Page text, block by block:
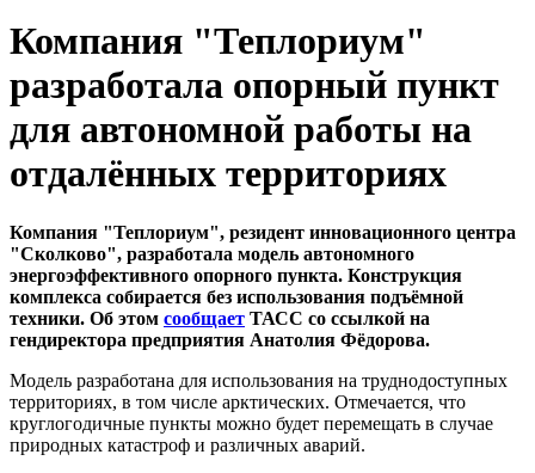
Компания "Теплориум"
разработала опорный пункт
для автономной работы на
отдалённых территориях
Компания "Теплориум", резидент инновационного центра
"Сколково", разработала модель автономного
энергоэффективного опорного пункта. Конструкция
комплекса собирается без использования подъёмной
техники. Об этом сообщает ТАСС со ссылкой на
гендиректора предприятия Анатолия Фёдорова.
Модель разработана для использования на труднодоступных
территориях, в том числе арктических. Отмечается, что
круглогодичные пункты можно будет перемещать в случае
природных катастроф и различных аварий.